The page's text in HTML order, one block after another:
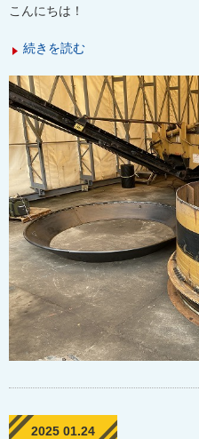
こんにちは！
続きを読む
2025 01.24